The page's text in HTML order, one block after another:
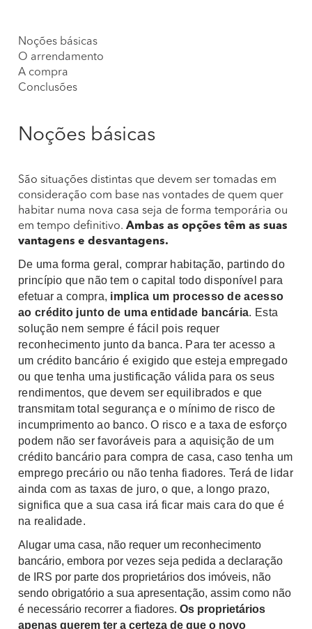
Noções básicas
O arrendamento
A compra
Conclusões
Noções básicas
São situações distintas que devem ser tomadas em
consideração com base nas vontades de quem quer
habitar numa nova casa seja de forma temporária ou
em tempo definitivo. Ambas as opções têm as suas
vantagens e desvantagens.
De uma forma geral, comprar habitação, partindo do
princípio que não tem o capital todo disponível para
efetuar a compra, implica um processo de acesso
ao crédito junto de uma entidade bancária. Esta
solução nem sempre é fácil pois requer
reconhecimento junto da banca. Para ter acesso a
um crédito bancário é exigido que esteja empregado
ou que tenha uma justificação válida para os seus
rendimentos, que devem ser equilibrados e que
transmitam total segurança e o mínimo de risco de
incumprimento ao banco. O risco e a taxa de esforço
podem não ser favoráveis para a aquisição de um
crédito bancário para compra de casa, caso tenha um
emprego precário ou não tenha fiadores. Terá de lidar
ainda com as taxas de juro, o que, a longo prazo,
significa que a sua casa irá ficar mais cara do que é
na realidade.
Alugar uma casa, não requer um reconhecimento
bancário, embora por vezes seja pedida a declaração
de IRS por parte dos proprietários dos imóveis, não
sendo obrigatório a sua apresentação, assim como não
é necessário recorrer a fiadores. Os proprietários
apenas querem ter a certeza de que o novo